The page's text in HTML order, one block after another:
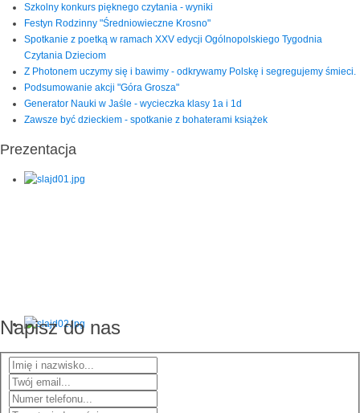
Szkolny konkurs pięknego czytania - wyniki
Festyn Rodzinny "Średniowieczne Krosno"
Spotkanie z poetką w ramach XXV edycji Ogólnopolskiego Tygodnia
Czytania Dzieciom
Z Photonem uczymy się i bawimy - odkrywamy Polskę i segregujemy śmieci.
Podsumowanie akcji "Góra Grosza"
Generator Nauki w Jaśle - wycieczka klasy 1a i 1d
Zawsze być dzieckiem - spotkanie z bohaterami książek
Prezentacja
Napisz do nas